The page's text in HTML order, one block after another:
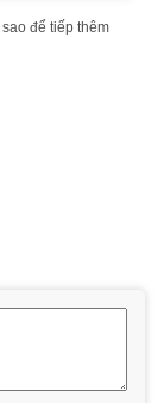
để tiếp thêm